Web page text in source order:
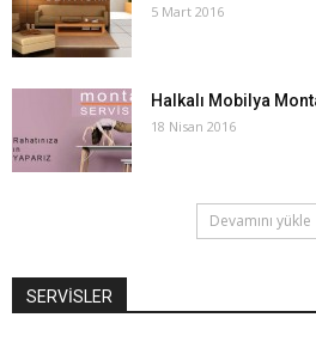
5 Mart 2016
Halkalı Mobilya
18 Nisan 2016
Devamını yükle
SERVİSLER